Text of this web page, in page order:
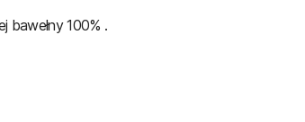
bawełny 100% .